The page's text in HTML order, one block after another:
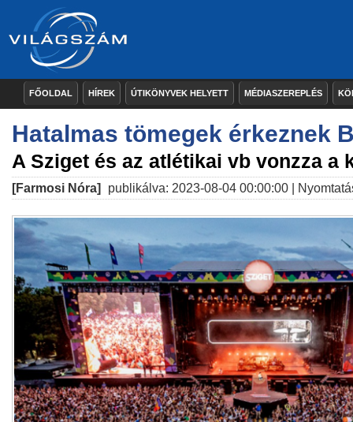
FŐOLDAL HÍREK ÚTIKÖNYVEK HELYETT MÉDIASZEREPLÉS
Hatalmas tömegek érkeznek
A Sziget és az atlétikai vb vonzza a
[Farmosi Nóra] publikálva: 2023-08-04 00:00:00 |